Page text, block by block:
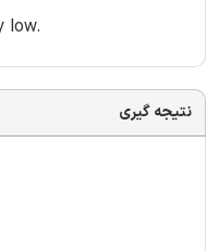
low.
نتیجه گیری